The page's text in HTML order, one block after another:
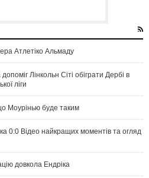
Атлетіко Альмаду
Лінкольн Сіті обіграти Дербі в
ліги
Моурінью буде таким
0:0 Відео найкращих моментів та огляд
довкола Ендріка